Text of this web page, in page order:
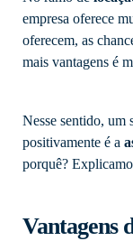
empresa oferece
oferecem, as
mais vantagens é
Nesse sentido, um
positivamente é a
porquê?
Vantagens